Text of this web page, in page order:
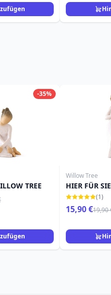
-35%
TREE
Willow Tree
HIER FÜR
(1)
15,90 €19,90